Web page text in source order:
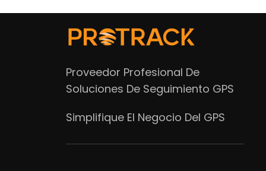
Proveedor Profesional De
Soluciones De Seguimiento GPS
Simplifique El Negocio Del GPS